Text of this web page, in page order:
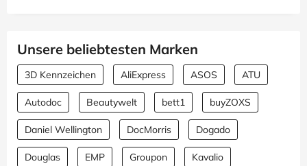
Unsere beliebtesten Marken
3D Kennzeichen AliExpress ASOS ATU
Autodoc Beautywelt bett1 buyZOXS
Daniel Wellington DocMorris Dogado
Douglas EMP Groupon Kavalio